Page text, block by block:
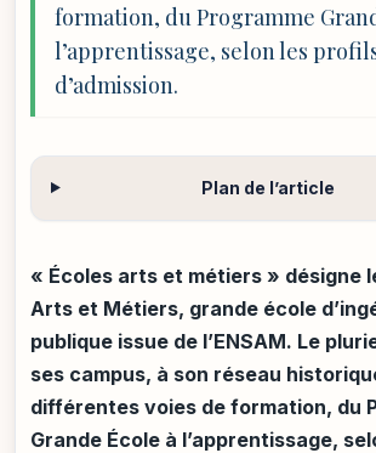
formation, du Programme
l’apprentissage, selon les
d’admission.
Plan de l’article
« Écoles arts et métiers » désigne
Arts et Métiers, grande école
publique issue de l’ENSAM. Le
ses campus, à son réseau
différentes voies de formation, du
Grande École à l’apprentissage,